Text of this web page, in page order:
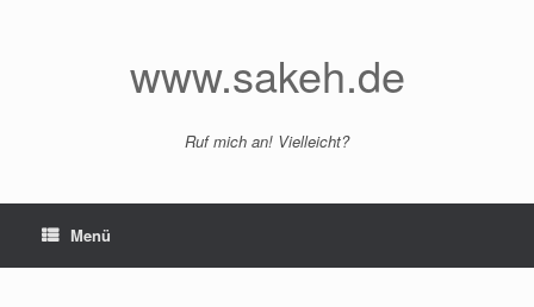
www.sakeh.de
Ruf mich an! Vielleicht?
Menü